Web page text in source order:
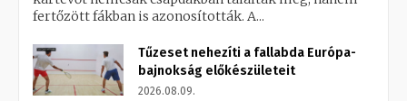
fertőzött fákban is azonosították. A...
Tűzeset nehezíti a fallabda Európa-
bajnokság előkészületeit
2026.08.09.